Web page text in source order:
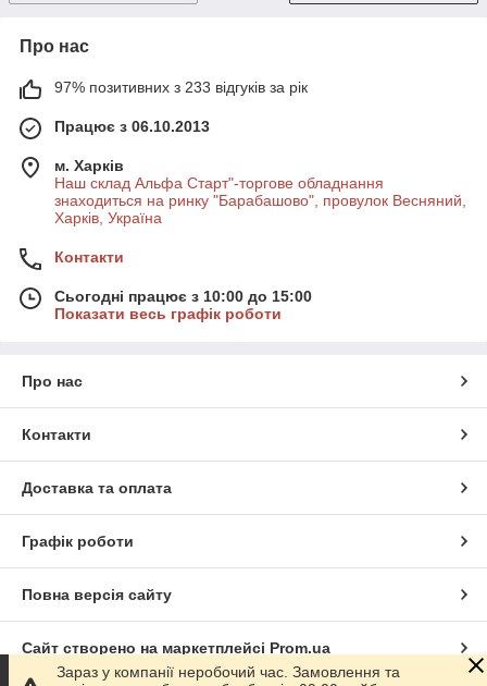
Про нас
97% позитивних з 233 відгуків за рік
Працює з 06.10.2013
м. Харків
Наш склад Альфа Старт"-торгове обладнання
знаходиться на ринку "Барабашово", провулок Весняний,
Харків, Україна
Контакти
Сьогодні працює з 10:00 до 15:00
Показати весь графік роботи
Про нас
Контакти
Доставка та оплата
Графік роботи
Повна версія сайту
Сайт створено на маркетплейсі Prom.ua
Зараз у компанії неробочий час. Замовлення та